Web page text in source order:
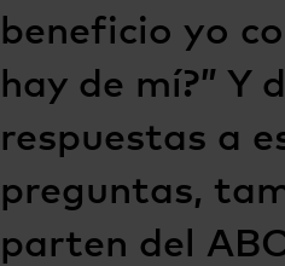
beneficio yo
hay de mí?” Y
respuestas a
preguntas,
parten del